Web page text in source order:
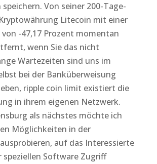
Von seiner 200-Tage-
Litecoin mit einer
-47,17 Prozent momentan
wenn Sie das nicht
Wartezeiten sind uns im
bei der Banküberweisung
ripple coin limit existiert die
in ihrem eigenen Netzwerk.
als nächstes möchte ich
Möglichkeiten in der
auf das Interessierte
speziellen Software Zugriff